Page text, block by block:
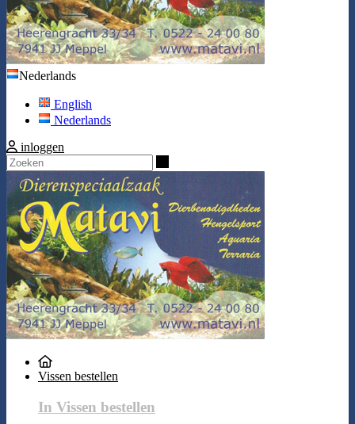
Nederlands
English
Nederlands
inloggen
Vissen bestellen
In Vissen bestellen